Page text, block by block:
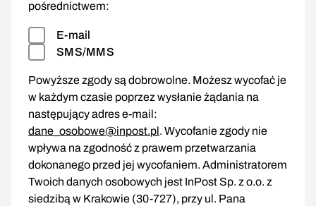
pośrednictwem:
E-mail
SMS/MMS
Powyższe zgody są dobrowolne. Możesz wycofać je
w każdym czasie poprzez wysłanie żądania na
następujący adres e-mail:
dane_osobowe@inpost.pl. Wycofanie zgody nie
wpływa na zgodność z prawem przetwarzania
dokonanego przed jej wycofaniem. Administratorem
Twoich danych osobowych jest InPost Sp. z o.o. z
siedzibą w Krakowie (30-727), przy ul. Pana